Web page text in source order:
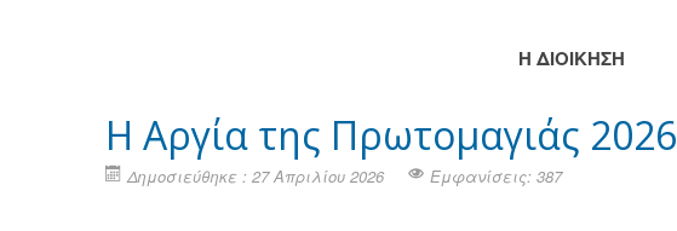
H ΔΙΟΙΚΗΣΗ
H Αργία της Πρωτομαγιάς 2026
Δημοσιεύθηκε : 27 Απριλίου 2026 Εμφανίσεις: 387